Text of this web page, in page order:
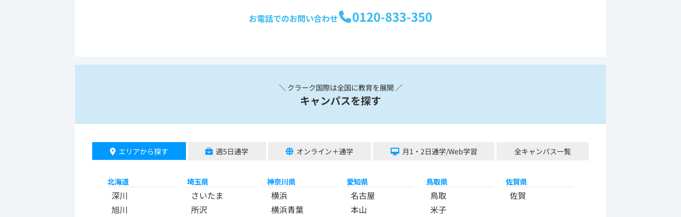
お電話でのお問い合わせ 0120-833-350
＼ クラーク国際は全国に教育を展開 ／
キャンパスを探す
エリアから探す 週5日通学 オンライン＋通学 月1・2日通学/Web学習 全キャンパス一覧
北海道
深川
旭川
埼玉県
さいたま
所沢
神奈川県
横浜
横浜青葉
愛知県
名古屋
本山
鳥取県
鳥取
米子
佐賀県
佐賀